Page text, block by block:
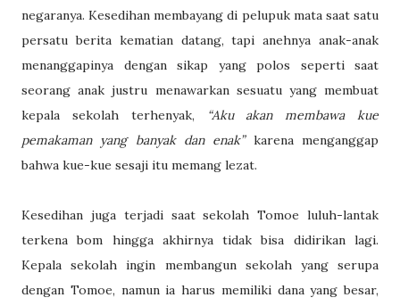
negaranya. Kesedihan membayang di pelupuk mata saat satu
persatu berita kematian datang, tapi anehnya anak-anak
menanggapinya dengan sikap yang polos seperti saat
seorang anak justru menawarkan sesuatu yang membuat
kepala sekolah terhenyak,
“Aku akan membawa kue
pemakaman yang banyak dan enak”karena menganggap
bahwa kue-kue sesaji itu memang lezat.
Kesedihan juga terjadi saat sekolah Tomoe luluh-lantak
terkena bom hingga akhirnya tidak bisa didirikan lagi.
Kepala sekolah ingin membangun sekolah yang serupa
dengan Tomoe, namun ia harus memiliki dana yang besar,